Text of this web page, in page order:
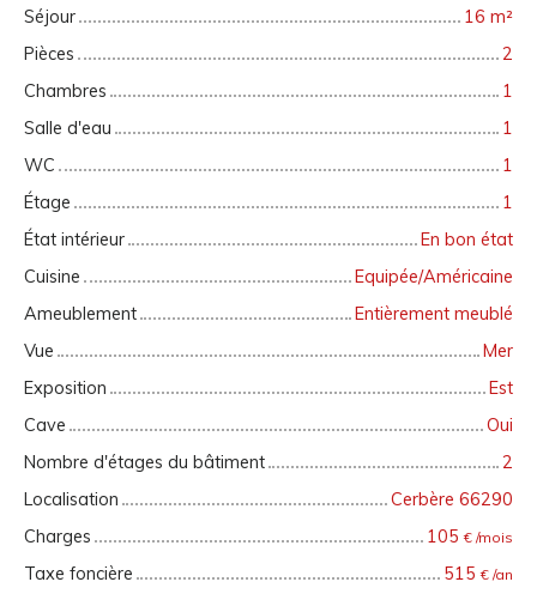
Séjour
16 m²
Pièces
2
Chambres
1
Salle d'eau
1
WC
1
Étage
1
État intérieur
En bon état
Cuisine
Equipée/Américaine
Ameublement
Entièrement meublé
Vue
Mer
Exposition
Est
Cave
Oui
Nombre d'étages du bâtiment
2
Localisation
Cerbère 66290
Charges
105€ /mois
Taxe foncière 515€ /an